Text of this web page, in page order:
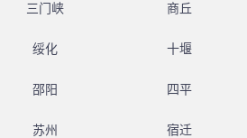
三门峡 商丘
绥化 十堰
邵阳 四平
苏州 宿迁